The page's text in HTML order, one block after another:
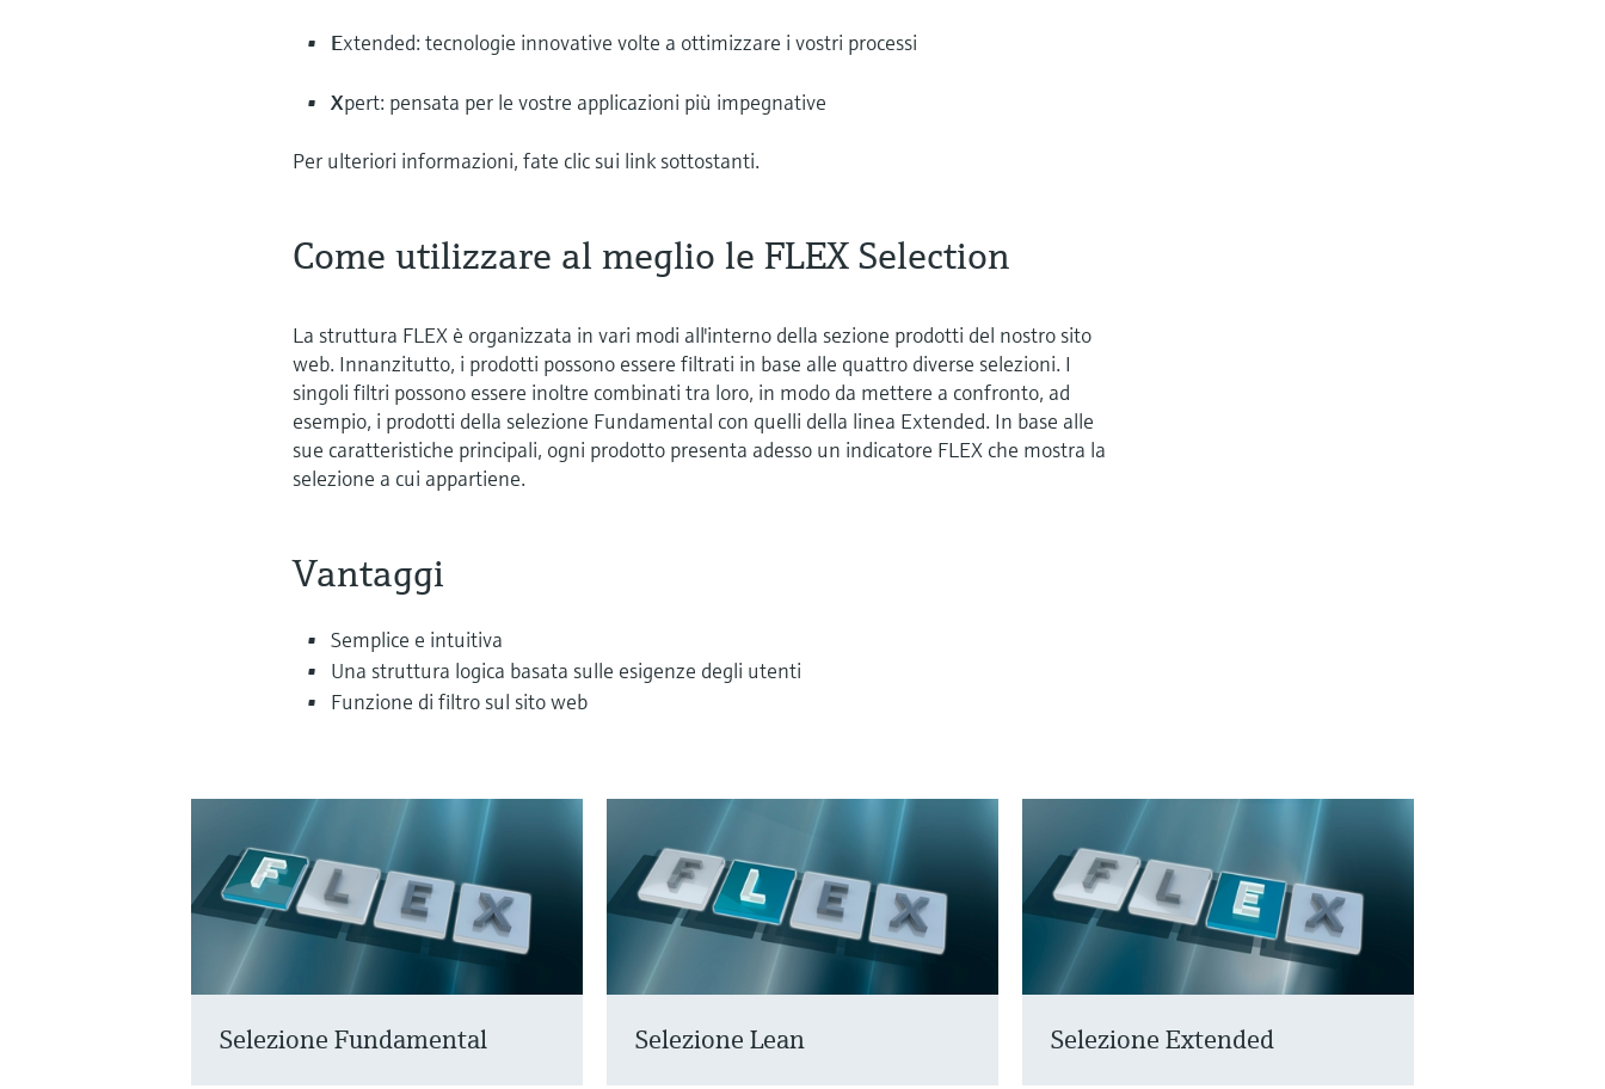
Extended: tecnologie innovative volte a ottimizzare i vostri processi
Xpert: pensata per le vostre applicazioni più impegnative
Per ulteriori informazioni, fate clic sui link sottostanti.
Come utilizzare al meglio le FLEX Selection
La struttura FLEX è organizzata in vari modi all'interno della sezione prodotti del nostro sito
web. Innanzitutto, i prodotti possono essere filtrati in base alle quattro diverse selezioni. I
singoli filtri possono essere inoltre combinati tra loro, in modo da mettere a confronto, ad
esempio, i prodotti della selezione Fundamental con quelli della linea Extended. In base alle
sue caratteristiche principali, ogni prodotto presenta adesso un indicatore FLEX che mostra la
selezione a cui appartiene.
Vantaggi
Semplice e intuitiva
Una struttura logica basata sulle esigenze degli utenti
Funzione di filtro sul sito web
Selezione Fundamental Selezione Lean Selezione Extended